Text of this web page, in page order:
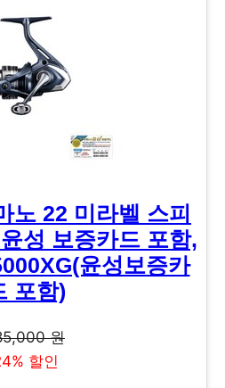
노 22 미라벨 스피
성 보증카드 포함,
윤성보증카
포함)
원
할인